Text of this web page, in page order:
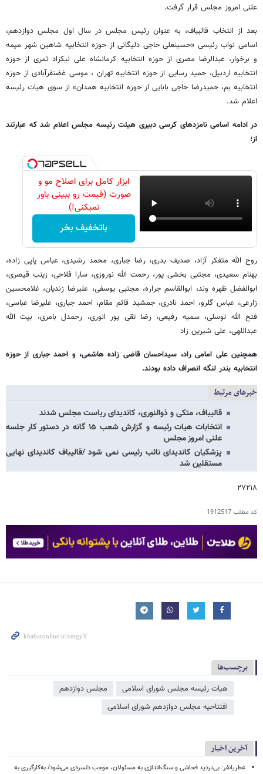
علنی امروز مجلس قرار گرفت.
بعد از انتخاب قالیباف، به عنوان رئیس مجلس در سال اول مجلس دوازدهم،
اسامی نواب رئیسی «حسینعلی حاجی دلیگانی از حوزه انتخابیه شاهین شهر میمه
و برخوار، عبدالرضا مصری از حوزه انتخابیه کرمانشاه علی نیکزاد ثمری از حوزه
انتخابیه اردبیل، حمید رسایی از حوزه انتخابیه تهران ، موسی غضنفرآبادی از حوزه
انتخابیه بم، حمیدرضا حاجی بابایی از حوزه انتخابیه همدان» از سوی هیات رئیسه
اعلام شد.
در ادامه اسامی نامزدهای کرسی دبیری هیئت رئیسه مجلس اعلام شد که عبارتند
از؛
ابزار کامل برای اصلاح مو و
صورت (قیمت رو ببینی باور
نمیکنی!)
باتخفیف بخر
روح الله متفکر آزاد، صدیف بدری، رضا جباری، محمد رشیدی، عباس پاپی زاده،
بهنام سعیدی، مجتبی بخشی پور، رحمت الله نوروزی، سارا فلاحی، زینب قیصری،
ابوالفضل ظهره وند، ابوالقاسم جراره، مجتبی یوسفی، علیرضا زندیان، غلامحسین
زارعی، عباس گلرو، احمد نادری، جمشید قائم مقام، احمد جباری، علیرضا عباسی،
فتح الله توسلی، سمیه رفیعی، رضا تقی پور انوری، رحمدل بامری، بیت الله
عبداللهی، علی شیرین زاد
همچنین علی امامی راد، سیداحسان قاضی زاده هاشمی، و احمد جباری از حوزه
انتخابیه بندر لنگه انصراف داده بودند.
خبرهای مرتبط
قالیباف، متکی و ذوالنوری، کاندیدای ریاست مجلس شدند
انتخابات هیات رئیسه و گزارش شعب ۱۵ گانه در دستور کار جلسه
علنی امروز مجلس
پزشکیان کاندیدای نائب رئیسی نمی شود /قالیباف کاندیدای نهایی
مستقلین شد
۲۷۲۱۸
کد مطلب1912517
برچسب‌ها
هیات رئیسه مجلس شورای اسلامی
مجلس دوازدهم
افتتاحیه مجلس دوازدهم شورای اسلامی
آخرین اخبار
عطریانفر: بی‌تردید فحاشی و سنگ‌اندازی به مسئولان، موجب دلسردی می‌شود/ به‌کارگیری به